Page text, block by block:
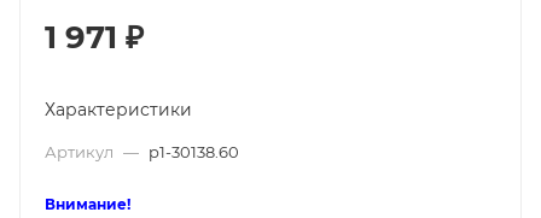
1 971 ₽
Характеристики
Артикул — p1-30138.60
Внимание!